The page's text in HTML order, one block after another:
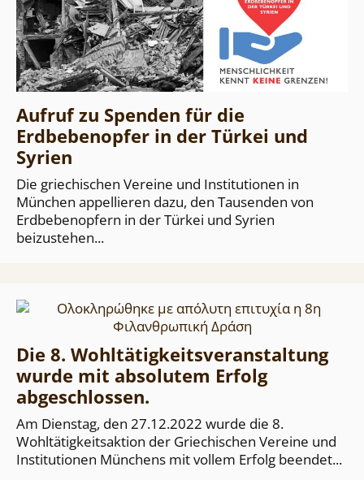
Aufruf zu Spenden für die
Erdbebenopfer in der Türkei und
Syrien
Die griechischen Vereine und Institutionen in
München appellieren dazu, den Tausenden von
Erdbebenopfern in der Türkei und Syrien
beizustehen...
Die 8. Wohltätigkeitsveranstaltung
wurde mit absolutem Erfolg
abgeschlossen.
Am Dienstag, den 27.12.2022 wurde die 8.
Wohltätigkeitsaktion der Griechischen Vereine und
Institutionen Münchens mit vollem Erfolg beendet...